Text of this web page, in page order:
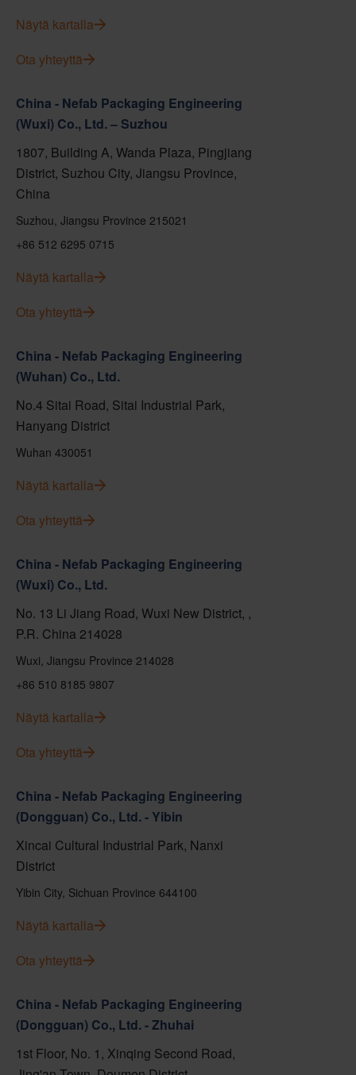
Näytä kartalla
Ota yhteyttä
China - Nefab Packaging Engineering
(Wuxi) Co., Ltd. – Suzhou
1807, Building A, Wanda Plaza, Pingjiang
District, Suzhou City, Jiangsu Province,
China
Suzhou, Jiangsu Province 215021
+86 512 6295 0715
Näytä kartalla
Ota yhteyttä
China - Nefab Packaging Engineering
(Wuhan) Co., Ltd.
No.4 Sitai Road, Sitai Industrial Park,
Hanyang District
Wuhan 430051
Näytä kartalla
Ota yhteyttä
China - Nefab Packaging Engineering
(Wuxi) Co., Ltd.
No. 13 Li Jiang Road, Wuxi New District, ,
P.R. China 214028
Wuxi, Jiangsu Province 214028
+86 510 8185 9807
Näytä kartalla
Ota yhteyttä
China - Nefab Packaging Engineering
(Dongguan) Co., Ltd. - Yibin
Xincai Cultural Industrial Park, Nanxi
District
Yibin City, Sichuan Province 644100
Näytä kartalla
Ota yhteyttä
China - Nefab Packaging Engineering
(Dongguan) Co., Ltd. - Zhuhai
1st Floor, No. 1, Xinqing Second Road,